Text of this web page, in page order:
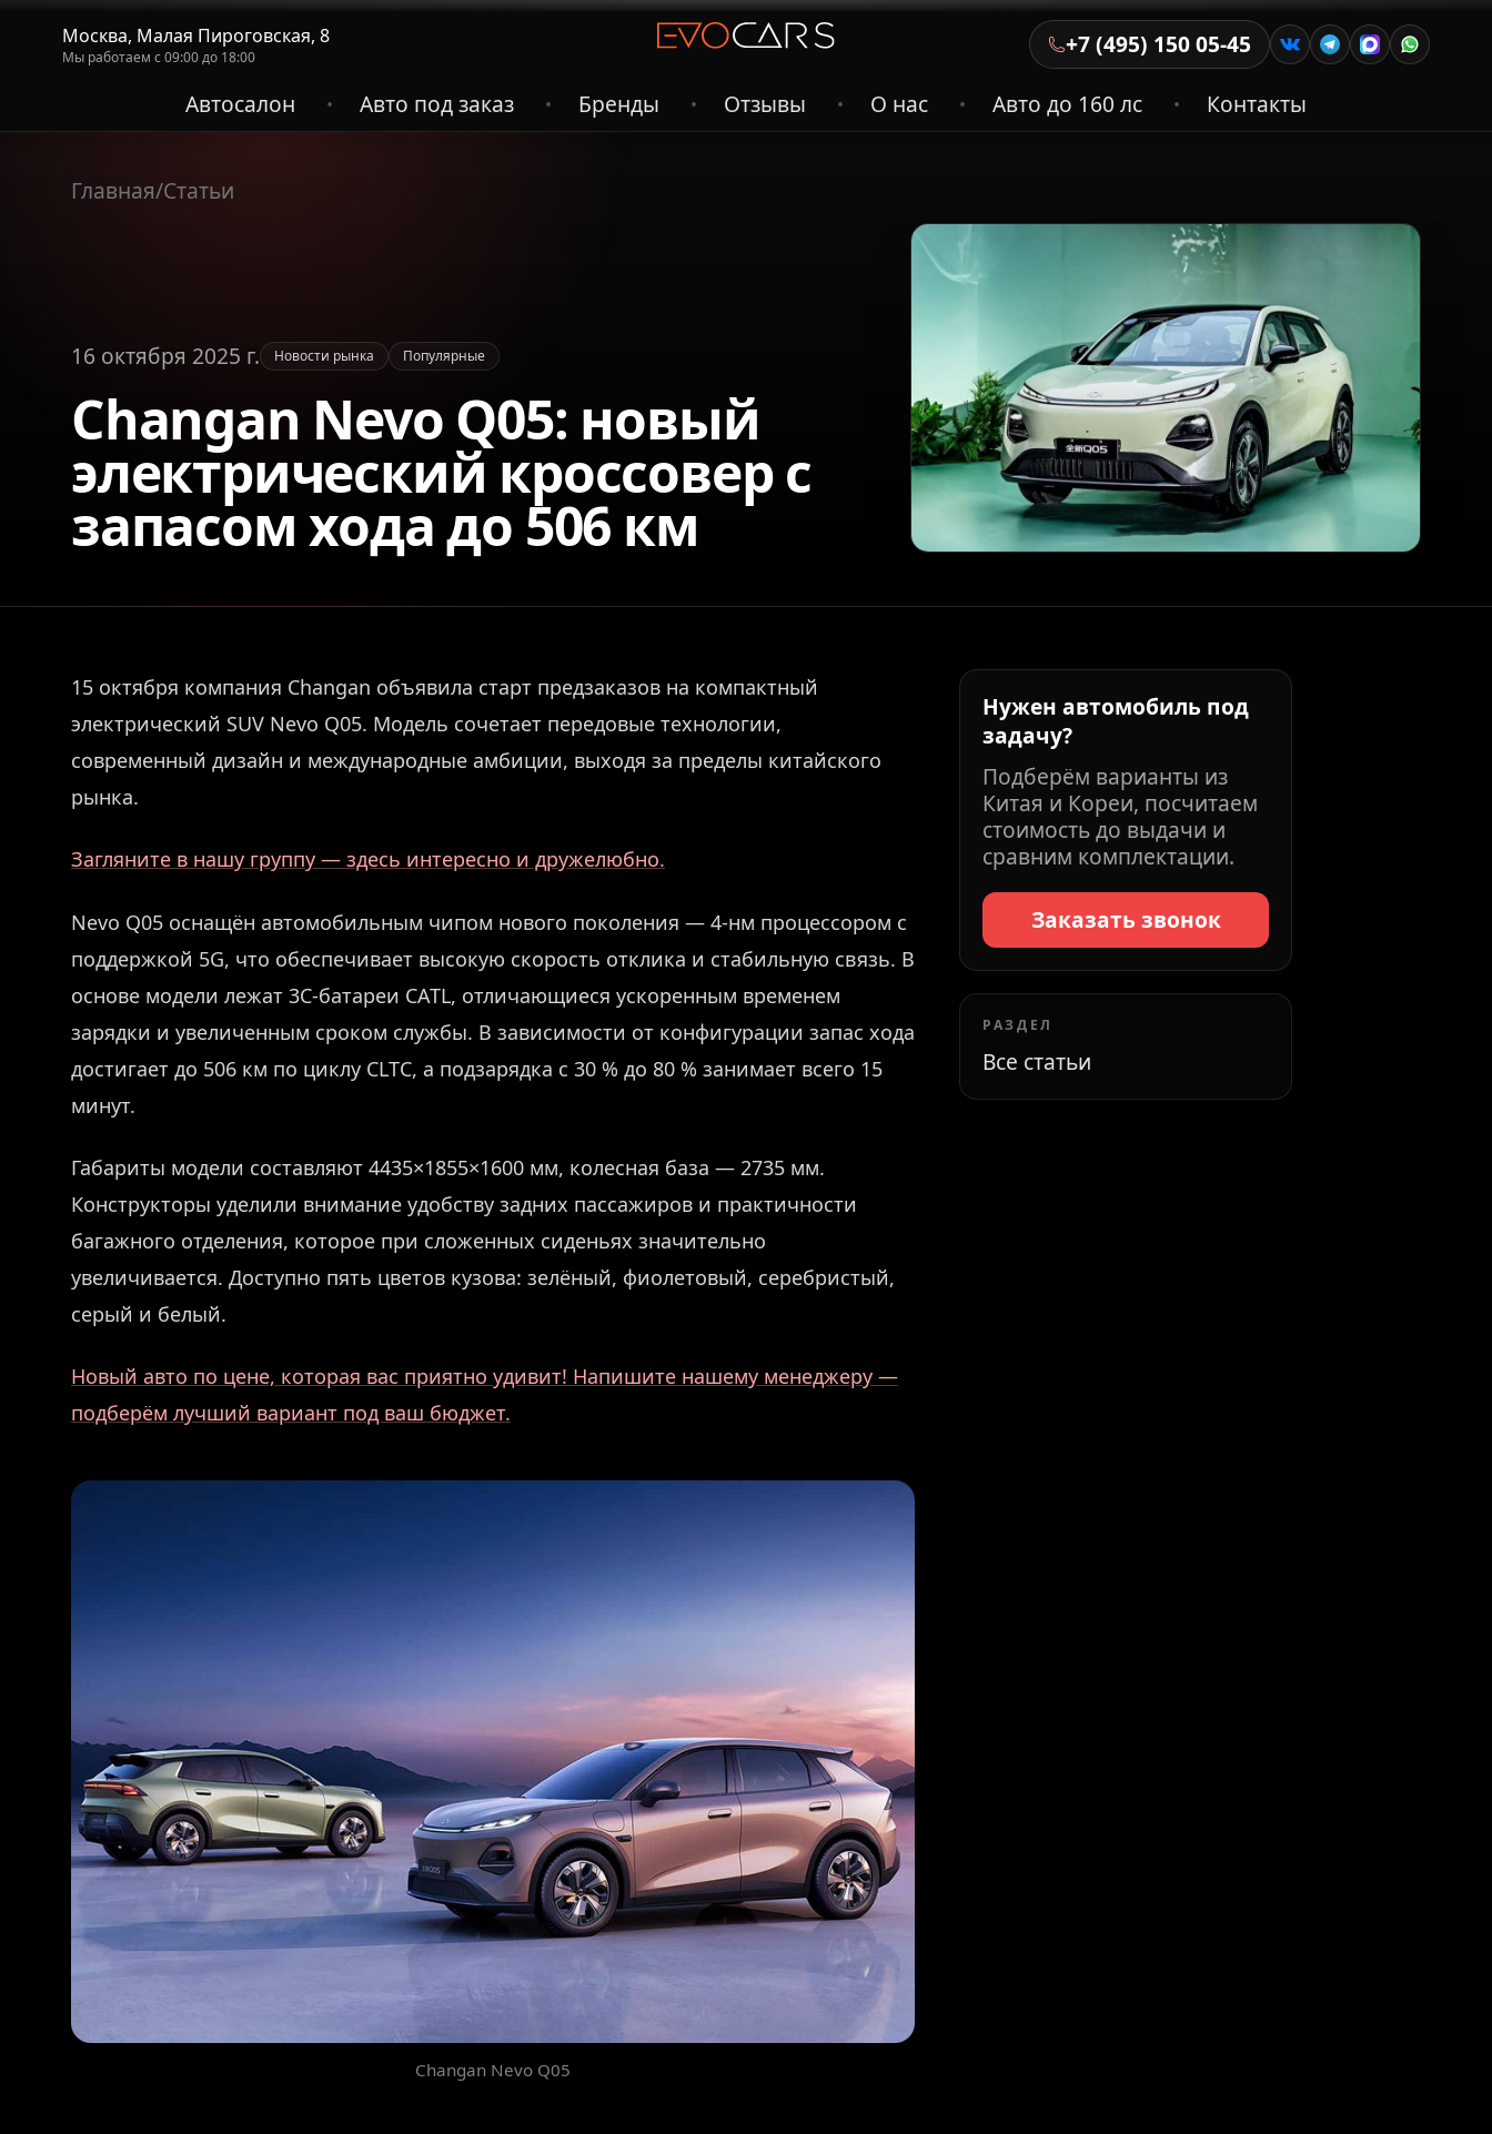
Москва, Малая Пироговская, 8
Мы работаем с 09:00 до 18:00
+7 (495) 150 05-45
Автосалон
• Авто под заказ • Бренды • Отзывы • О нас • Авто до 160 лс • Контакты
Главная/Статьи
16 октября 2025 г. Новости рынка Популярные
Changan Nevo Q05: новый
электрический кроссовер с
запасом хода до 506 км
15 октября компания Changan объявила старт предзаказов на компактный
электрический SUV Nevo Q05. Модель сочетает передовые технологии,
современный дизайн и международные амбиции, выходя за пределы китайского
рынка.
Загляните в нашу группу — здесь интересно и дружелюбно.
Nevo Q05 оснащён автомобильным чипом нового поколения — 4-нм процессором с
поддержкой 5G, что обеспечивает высокую скорость отклика и стабильную связь. В
основе модели лежат 3C-батареи CATL, отличающиеся ускоренным временем
зарядки и увеличенным сроком службы. В зависимости от конфигурации запас хода
достигает до 506 км по циклу CLTC, а подзарядка с 30 % до 80 % занимает всего 15
минут.
Габариты модели составляют 4435×1855×1600 мм, колесная база — 2735 мм.
Конструкторы уделили внимание удобству задних пассажиров и практичности
багажного отделения, которое при сложенных сиденьях значительно
увеличивается. Доступно пять цветов кузова: зелёный, фиолетовый, серебристый,
серый и белый.
Новый авто по цене, которая вас приятно удивит! Напишите нашему менеджеру —
подберём лучший вариант под ваш бюджет.
Changan Nevo Q05
Нужен автомобиль под
задачу?
Подберём варианты из
Китая и Кореи, посчитаем
стоимость до выдачи и
сравним комплектации.
Заказать звонок
РАЗДЕЛ
Все статьи